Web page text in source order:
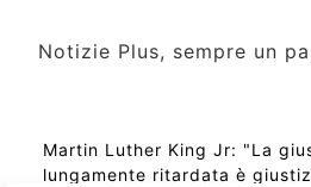
Notizie Plus, sempre un
Martin Luther King Jr: "La
lungamente ritardata è